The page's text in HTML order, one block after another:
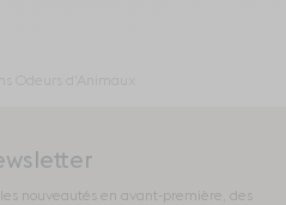
nouveautés en avant-première, des